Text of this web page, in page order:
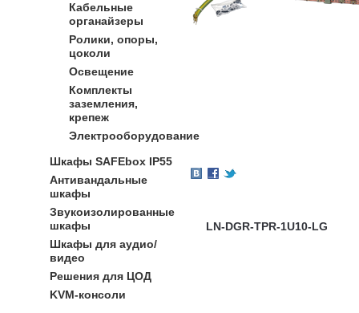
Кабельные
органайзеры
Ролики, опоры,
цоколи
Освещение
Комплекты
заземления,
крепеж
Электрооборудование
Шкафы SAFEbox IP55
Антивандальные
шкафы
Звукоизолированные
шкафы
Шкафы для аудио/
видео
Решения для ЦОД
KVM-консоли
LN-DGR-TPR-1U10-LG